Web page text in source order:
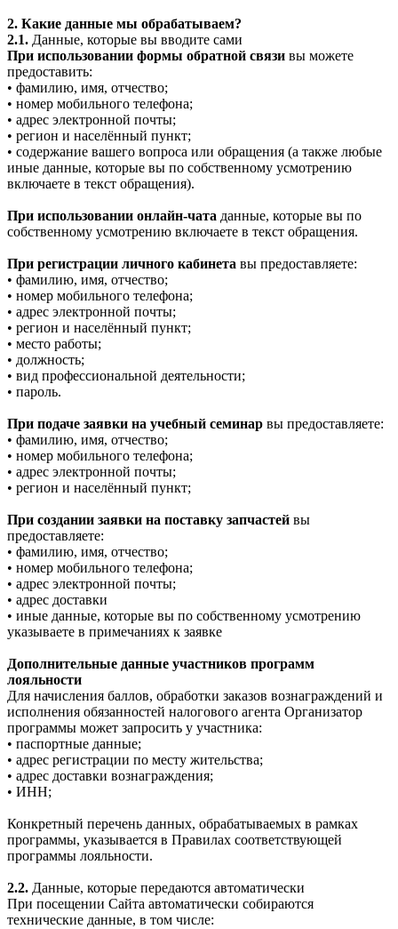
2. Какие данные мы обрабатываем?
2.1. Данные, которые вы вводите сами
При использовании формы обратной связи вы можете
предоставить:
• фамилию, имя, отчество;
• номер мобильного телефона;
• адрес электронной почты;
• регион и населённый пункт;
• содержание вашего вопроса или обращения (а также любые
иные данные, которые вы по собственному усмотрению
включаете в текст обращения).
При использовании онлайн-чата данные, которые вы по
собственному усмотрению включаете в текст обращения.
При регистрации личного кабинета вы предоставляете:
• фамилию, имя, отчество;
• номер мобильного телефона;
• адрес электронной почты;
• регион и населённый пункт;
• место работы;
• должность;
• вид профессиональной деятельности;
• пароль.
При подаче заявки на учебный семинар вы предоставляете:
• фамилию, имя, отчество;
• номер мобильного телефона;
• адрес электронной почты;
• регион и населённый пункт;
При создании заявки на поставку запчастей вы
предоставляете:
• фамилию, имя, отчество;
• номер мобильного телефона;
• адрес электронной почты;
• адрес доставки
• иные данные, которые вы по собственному усмотрению
указываете в примечаниях к заявке
Дополнительные данные участников программ
лояльности
Для начисления баллов, обработки заказов вознаграждений и
исполнения обязанностей налогового агента Организатор
программы может запросить у участника:
• паспортные данные;
• адрес регистрации по месту жительства;
• адрес доставки вознаграждения;
• ИНН;
Конкретный перечень данных, обрабатываемых в рамках
программы, указывается в Правилах соответствующей
программы лояльности.
2.2. Данные, которые передаются автоматически
При посещении Сайта автоматически собираются
технические данные, в том числе: